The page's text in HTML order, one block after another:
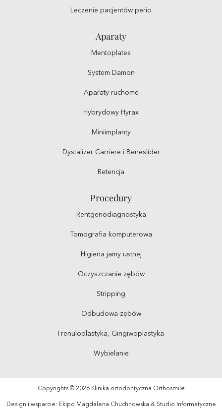
Leczenie pacjentów perio
Aparaty
Mentoplates
System Damon
Aparaty ruchome
Hybrydowy Hyrax
Miniimplanty
Dystalizer Carriere i Beneslider
Retencja
Procedury
Rentgenodiagnostyka
Tomografia komputerowa
Higiena jamy ustnej
Oczyszczanie zębów
Stripping
Odbudowa zębów
Frenuloplastyka, Gingiwoplastyka
Wybielanie
Copyrights © 2026 Klinika ortodontyczna Orthosmile
Design i wsparcie: Ekipo Magdalena Chuchnowska & Studio Informatyczne